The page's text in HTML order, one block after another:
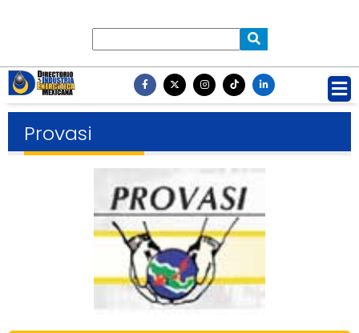
Provasi